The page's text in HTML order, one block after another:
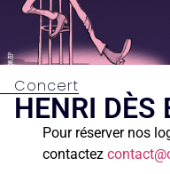
Concert
HENRI DÈS
Pour réserver nos
contactez